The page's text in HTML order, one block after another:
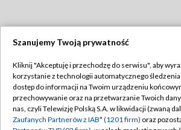
TVP
Abonament TVP
Emisja w TVP
Regulamin TVP
Polityka
Szanujemy Twoją prywatność
Kliknij "Akceptuję i przechodzę do serwisu", aby
korzystanie z technologii automatycznego śledzenia
dostęp do informacji na Twoim urządzeniu
przechowywanie oraz na przetwarzanie Twoich
nas, czyli Telewizję Polską S.A. w likwidacji (zwaną
Zaufanych Partnerów z IAB* (1201 firm) oraz